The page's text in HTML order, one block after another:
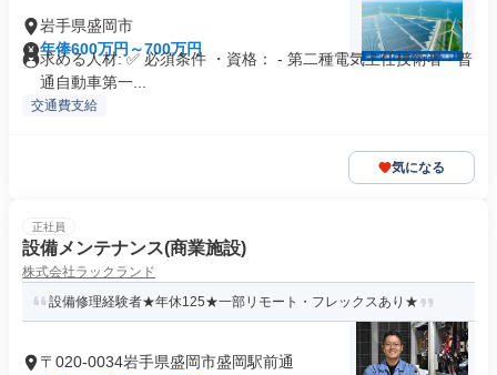
岩手県盛岡市
年俸600万円～700万円
求める人材: ✅ 必須条件 ・資格： - 第二種電気主任技術者 - 普
通自動車第一...
交通費支給
気になる
正社員
設備メンテナンス(商業施設)
株式会社ラックランド
設備修理経験者★年休125★一部リモート・フレックスあり★
〒020-0034岩手県盛岡市盛岡駅前通